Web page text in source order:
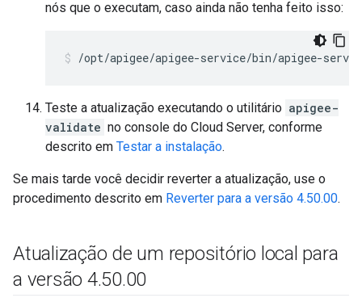
nós que o executam, caso ainda não tenha feito isso:
/opt/apigee/apigee-service/bin/apigee-
Teste a atualização executando o utilitário apigee-
validate no console do Cloud Server, conforme
descrito em Testar a instalação.
Se mais tarde você decidir reverter a atualização, use o
procedimento descrito em Reverter para a versão 4.50.00.
Atualização de um repositório local para
a versão 4.50.00